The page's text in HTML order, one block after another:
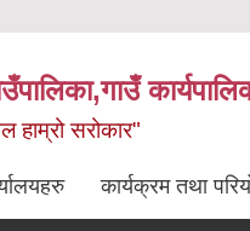
हाम्रो सरोकार"
कार्यक्रम तथा